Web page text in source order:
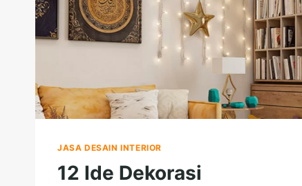
JASA DESAIN INTERIOR
12 Ide Dekorasi